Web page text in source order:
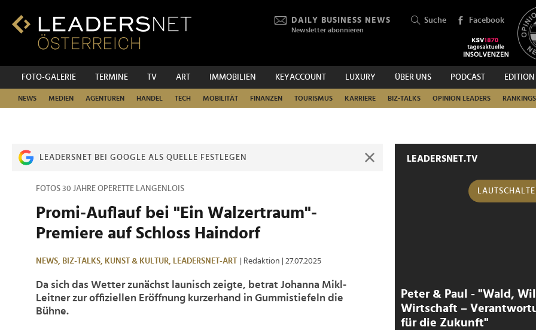
Inhalt
Fußzeilen-
DAILY BUSINESS NEWS
Newsletter abonnieren
Suche Facebook
FOTO-GALERIE TERMINE TV ART IMMOBILIEN KEYACCOUNT LUXURY ÜBER UNS PODCAST EDITION
NEWS MEDIEN AGENTUREN HANDEL TECH MOBILITÄT FINANZEN TOURISMUS KARRIERE BIZ-TALKS OPINION LEADERS RANKINGS
SUCHEN
LEADERSNET BEI GOOGLE ALS QUELLE FESTLEGEN
FOTOS 30 JAHRE OPERETTE LANGENLOIS
Promi-Auflauf bei "Ein Walzertraum"-
Premiere auf Schloss Haindorf
NEWS, BIZ-TALKS, KUNST & KULTUR, LEADERSNET-ART | Redaktion | 27.07.2025
Da sich das Wetter zunächst launisch zeigte, betrat Johanna Mikl-
Leitner zur offiziellen Eröffnung kurzerhand in Gummistiefeln die
Bühne.
LEADERSNET.TV
Peter & Paul - "Wald,
Wirtschaft –
für die Zukunft"